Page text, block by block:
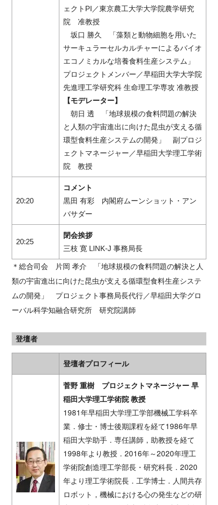
ェクトPI／東京農工大学大学院農学研究
院 准教授
坂口 勝久 「藻類と動物細胞を用いた
サーキュラーセルカルチャーによるバイオ
エコノミカルな培養食料生産システム」
プロジェクトメンバー／早稲田大学大学院
先進理工学研究科 生命理工学専攻 准教授
【モデレーター】
朝日 透 「地球規模の食料問題の解決
と人類の宇宙進出に向けた昆虫が支える循
環型食料生産システムの開発」 副プロジ
ェクトマネージャー／早稲田大学理工学術
院 教授
20:20
コメント
黒田 有彩 内閣府ムーンショット・アン
バサダー
20:25
閉会挨拶
三枝 寛 LINK-J 事務局長
＊総合司会 片岡 孝介 「地球規模の食料問題の解決と人
類の宇宙進出に向けた昆虫が支える循環型食料生産システ
ムの開発」 プロジェクト事務局長代行／早稲田大学グロ
ーバル科学知融合研究所 研究院講師
登壇者
登壇者プロフィール
菅野 重樹 プロジェクトマネージャー 早
稲田大学理工学術院 教授
1981年早稲田大学理工学部機械工学科卒
業．修士・博士後期課程を経て1986年早
稲田大学助手．専任講師，助教授を経て
1998年より教授．2016年～2020年理工
学術院創造理工学部長・研究科長．2020
年より理工学術院長．工学博士．人間共存
ロボット，機械における心の発生などの研